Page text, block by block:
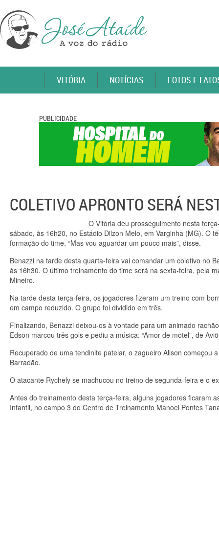
VITÓRIA NOTÍCIAS FOTOS E
PUBLICIDADE
COLETIVO APRONTO SERÁ
O Vitória deu prosseguimento nesta
sábado, às 16h20, no Estádio Dilzon Melo, em Varginha (MG). O
formação do time. “Mas vou aguardar um pouco mais”, disse.
Benazzi na tarde desta quarta-feira vai comandar um coletivo no
às 16h30. O último treinamento do time será na sexta-feira, pela
Mineiro.
Na tarde desta terça-feira, os jogadores fizeram um treino com
em campo reduzido. O grupo foi dividido em três.
Finalizando, Benazzi deixou-os à vontade para um animado
Edson marcou três gols e pediu a música: “Amor de motel”, de
Recuperado de uma tendinite patelar, o zagueiro Alison
Barradão.
O atacante Rychely se machucou no treino de segunda-feira e o
Antes do treinamento desta terça-feira, alguns jogadores ficaram
Infantil, no campo 3 do Centro de Treinamento Manoel Pontes